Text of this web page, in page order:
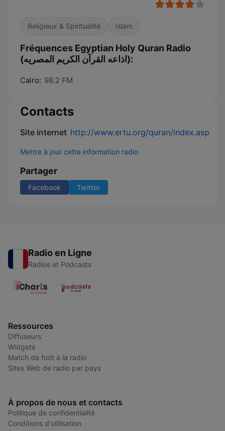
Religieux & Spiritualité Islam
Fréquences Egyptian Holy Quran Radio
(اذاعه القرآن الكريم المصريه):
Cairo: 98.2 FM
Contacts
Site internet http://www.ertu.org/quran/index.asp
Mettre à jour cette information radio
Partager
Facebook Twitter
Radio en Ligne
Radios et Podcasts
Ressources
Diffuseurs
Widgets
Match de foot à la radio
Sites Web de radio par pays
À propos de nous et contacts
Politique de confidentialité
Conditions d'utilisation